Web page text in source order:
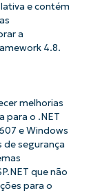
e contém
a
4.8.
melhorias
para o .NET
e Windows
de segurança
que não
para o